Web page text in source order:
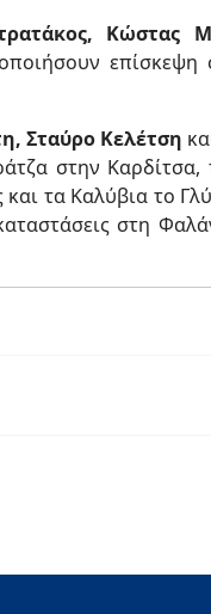
Κώστας
επίσκεψη
Σταύρο Κελέτση
στην Καρδίτσα,
τα Καλύβια το
στη